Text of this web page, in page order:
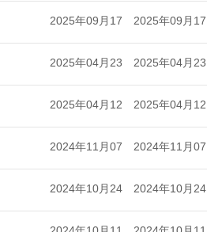
2025年09月17
日
2025年09月17
日
2025年04月23
日
2025年04月23
日
2025年04月12
日
2025年04月12
日
2024年11月07
日
2024年11月07
日
2024年10月24
日
2024年10月24
日